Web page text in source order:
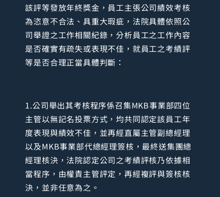
該評等發放年終獎金，員工主張公司績效考核
為恣意不合法、具重大瑕疵，法院具體依照公
司舉證之工作相關紀錄，分析員工之工作內容
是否確實有疏失或表現不佳，就員工之考績評
等是否合理正當具體判斷：
1.公司舉出其考核程序係召集MKB事業部四位
主管以無記名投票方式，均共同認定該員工年
度表現與績效不佳，並再經直屬主管副總經理
以及MKB事業部代總經理簽核，最終送集團總
經理核決，法院認定公司之考績評核乃依據相
當程序，由權責主管評定，再經複評與簽核核
決，並非任意為之。